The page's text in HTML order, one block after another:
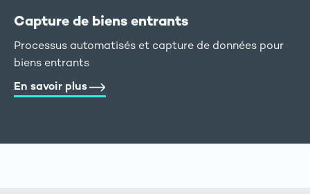
Capture de biens entrants
Processus automatisés et capture de données pour
biens entrants
En savoir plus